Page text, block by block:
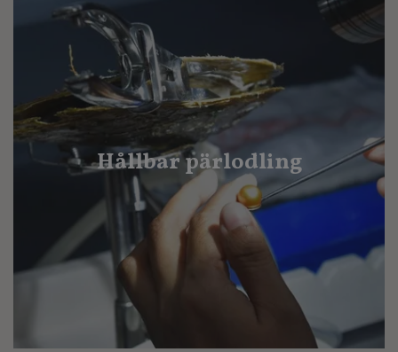
Hållbar pärlodling